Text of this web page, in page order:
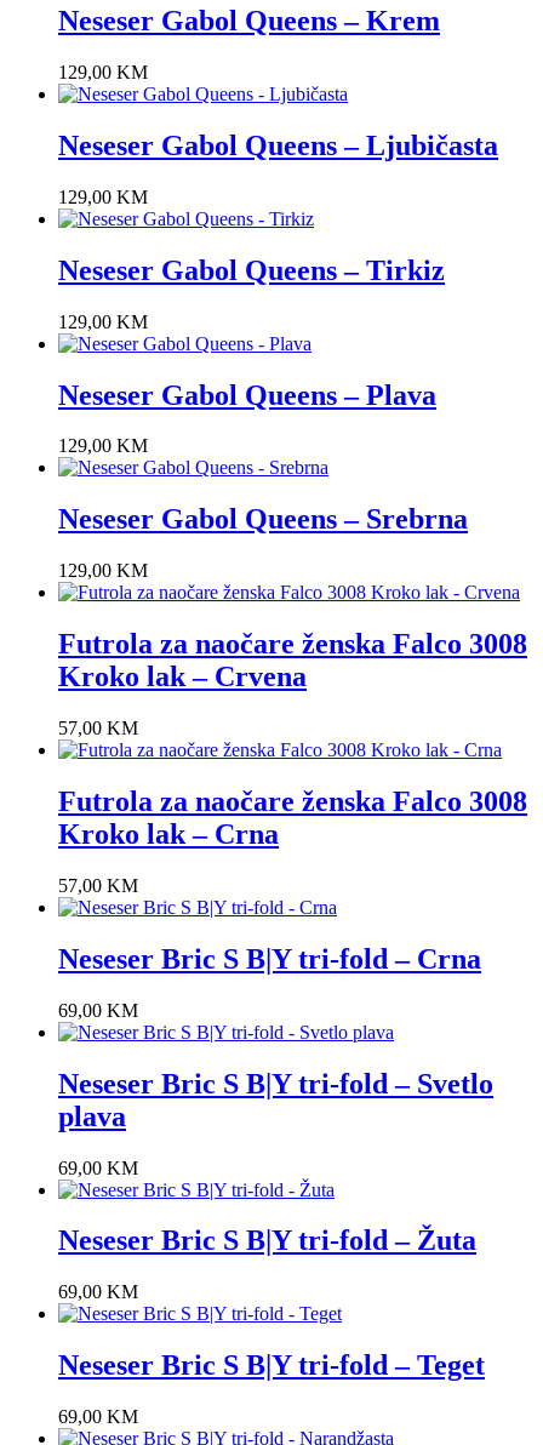
Neseser Gabol Queens – Krem
129,00 KM
Neseser Gabol Queens – Ljubičasta
129,00 KM
Neseser Gabol Queens – Tirkiz
129,00 KM
Neseser Gabol Queens – Plava
129,00 KM
Neseser Gabol Queens – Srebrna
129,00 KM
Futrola za naočare ženska Falco 3008
Kroko lak – Crvena
57,00 KM
Futrola za naočare ženska Falco 3008
Kroko lak – Crna
57,00 KM
Neseser Bric S B|Y tri-fold – Crna
69,00 KM
Neseser Bric S B|Y tri-fold – Svetlo
plava
69,00 KM
Neseser Bric S B|Y tri-fold – Žuta
69,00 KM
Neseser Bric S B|Y tri-fold – Teget
69,00 KM